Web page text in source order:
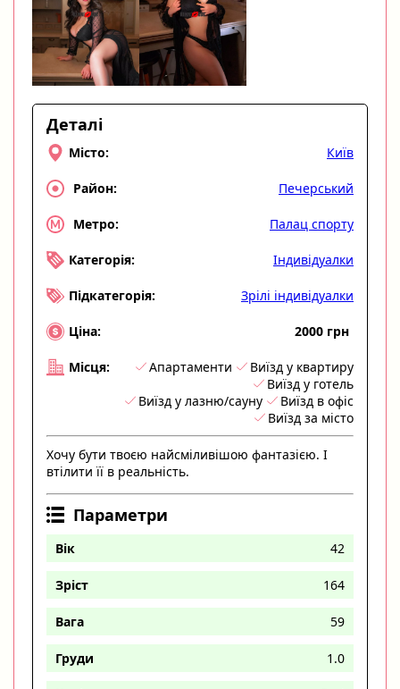
Деталі
Місто: Київ
Район: Печерський
Метро: Палац спорту
Категорія: Індивідуалки
Підкатегорія: Зрілі індивідуалки
Ціна: 2000 грн
Місця: Апартаменти
Виїзд у квартиру
Виїзд у готель
Виїзд у лазню/сауну
Виїзд в офіс
Виїзд за місто
Хочу бути твоєю найсміливішою фантазією. І
втілити її в реальність.
Параметри
Вік 42
Зріст 164
Вага 59
Груди 1.0